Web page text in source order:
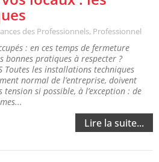
des Professionnels, Professionnel
: en ces temps de fermeture
bonnes pratiques à respecter ?
Toutes les installations techniques
normal de l’entreprise, doivent
si possible, à l’exception : de
Lire la suite...